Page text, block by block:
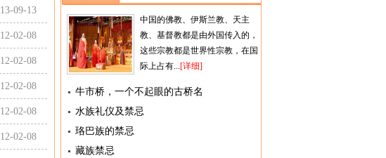
13-09-13
12-02-08
12-02-08
12-02-08
12-02-08
12-02-08
中国的佛教、伊斯兰教、天主
教、基督教都是由外国传入的，
这些宗教都是世界性宗教，在国
际上占有...[详细]
牛市桥，一个不起眼的古桥名
水族礼仪及禁忌
珞巴族的禁忌
藏族禁忌